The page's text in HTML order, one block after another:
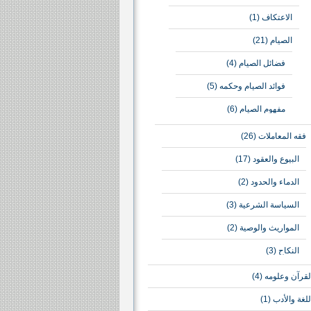
الاعتكاف (1)
الصيام (21)
فضائل الصيام (4)
فوائد الصيام وحكمه (5)
مفهوم الصيام (6)
فقه المعاملات (26)
البيوع والعقود (17)
الدماء والحدود (2)
السياسة الشرعية (3)
المواريث والوصية (2)
النكاح (3)
وعلومه (4)
والأدب (1)